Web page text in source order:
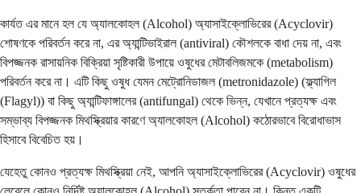
কার্যত এর মানে হল যে অ্যালকোহল (Alcohol) অ্যাসাইক্লোভিরের (Acyclovir)
শোষণকে পরিবর্তন করে না, এর অ্যান্টিভাইরাল (antiviral) কৌশলকে বাধা দেয় না, এবং
বিপজ্জনক রাসায়নিক বিক্রিয়া সৃষ্টিকারী উপায়ে ওষুধের মেটাবলিজমকে (metabolism)
পরিবর্তন করে না। এটি কিছু ওষুধ যেমন মেট্রোনিডাজল (metronidazole) (ফ্ল্যাগিল
(Flagyl)) বা কিছু অ্যান্টিফাঙ্গালের (antifungal) থেকে ভিন্ন, যেখানে প্রত্যক্ষ এবং
সম্ভাব্য বিপজ্জনক মিথস্ক্রিয়ার কারণে অ্যালকোহল (Alcohol) কঠোরভাবে বিরোধাভাস
হিসাবে বিবেচিত হয়।
যেহেতু কোনও প্রত্যক্ষ মিথস্ক্রিয়া নেই, আপনি অ্যাসাইক্লোভিরের (Acyclovir) ওষুধের